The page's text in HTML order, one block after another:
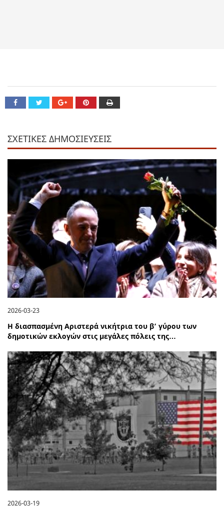
ΣΧΕΤΙΚΕΣ ΔΗΜΟΣΙΕΥΣΕΙΣ
2026-03-23
Η διασπασμένη Αριστερά νικήτρια του β’ γύρου των
δημοτικών εκλογών στις μεγάλες πόλεις της…
2026-03-19